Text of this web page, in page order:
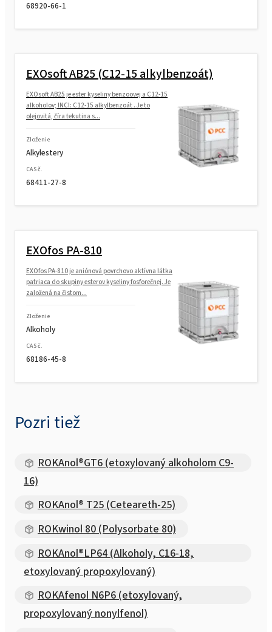
68920-66-1
EXOsoft AB25 (C12-15 alkylbenzoát)
EXOsoft AB25 je ester kyseliny benzoovej a C12-15
alkoholov; INCI: C12-15 alkylbenzoát . Je to
olejovitá, číra tekutina s...
Zloženie
Alkylestery
CAS č.
68411-27-8
EXOfos PA-810
EXOfos PA-810 je aniónová povrchovo aktívna látka
patriaca do skupiny esterov kyseliny fosforečnej. Je
založená na čistom...
Zloženie
Alkoholy
CAS č.
68186-45-8
Pozri tiež
ROKAnol®GT6 (etoxylovaný alkoholom C9-
16)
ROKAnol® T25 (Ceteareth-25)
ROKwinol 80 (Polysorbate 80)
ROKAnol®LP64 (Alkoholy, C16-18,
etoxylovaný propoxylovaný)
ROKAfenol N6P6 (etoxylovaný,
propoxylovaný nonylfenol)